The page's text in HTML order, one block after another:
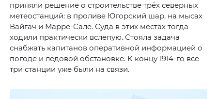
приняли решение о строительстве трёх северных
метеостанций: в проливе Югорский шар, на мысах
Вайгач и Марре-Сале. Суда в этих местах тогда
ходили практически вслепую. Стояла задача
снабжать капитанов оперативной информацией о
погоде и ледовой обстановке. К концу 1914-го все
три станции уже были на связи.